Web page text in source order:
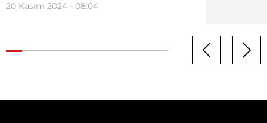
20 Kasım 2024 - 08:04